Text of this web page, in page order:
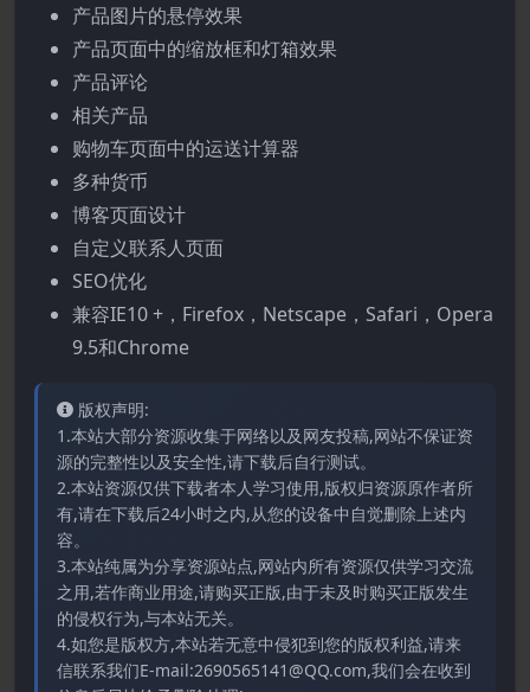
产品图片的悬停效果
产品页面中的缩放框和灯箱效果
产品评论
相关产品
购物车页面中的运送计算器
多种货币
博客页面设计
自定义联系人页面
SEO优化
兼容IE10 +，Firefox，Netscape，Safari，Opera
9.5和Chrome
版权声明:
1.本站大部分资源收集于网络以及网友投稿,网站不保证资
源的完整性以及安全性,请下载后自行测试。
2.本站资源仅供下载者本人学习使用,版权归资源原作者所
有,请在下载后24小时之内,从您的设备中自觉删除上述内
容。
3.本站纯属为分享资源站点,网站内所有资源仅供学习交流
之用,若作商业用途,请购买正版,由于未及时购买正版发生
的侵权行为,与本站无关。
4.如您是版权方,本站若无意中侵犯到您的版权利益,请来
信联系我们E-mail:2690565141@QQ.com,我们会在收到